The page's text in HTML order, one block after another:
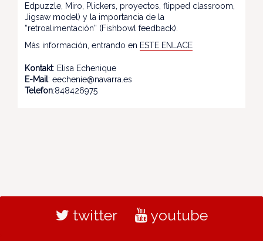
Edpuzzle, Miro, Plickers, proyectos, flipped classroom,
Jigsaw model) y la importancia de la
“retroalimentación” (Fishbowl feedback).
Más información, entrando en ESTE ENLACE
Kontakt: Elisa Echenique
E-Mail: eechenie@navarra.es
Telefon:848426975
twitter youtube